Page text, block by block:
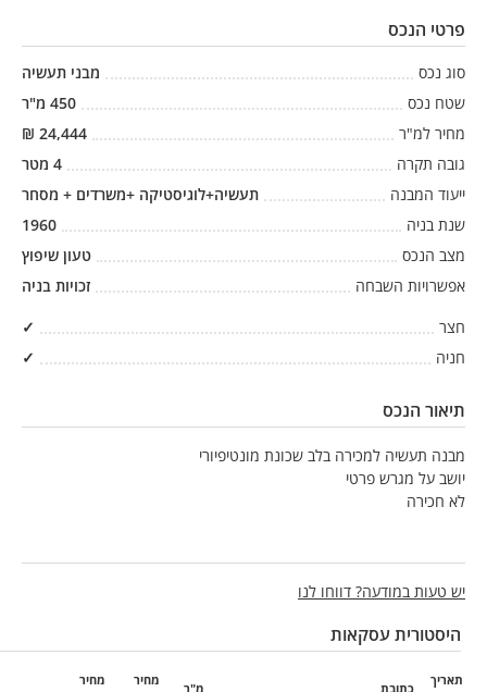
פרטי הנכס
סוג נכס
מבני תעשיה
שטח נכס
450 מ"ר
מחיר למ"ר
24,444
₪
גובה תקרה
4 מטר
ייעוד המבנה
תעשיה+לוגיסטיקה +משרדים + מסחר
שנת בניה
1960
מצב הנכס
טעון שיפוץ
אפשרויות השבחה
זכויות בניה
חצר
✓
חניה
✓
תיאור הנכס
מבנה תעשיה למכירה בלב שכונת מונטיפיורי
יושב על מגרש פרטי
לא חכירה
יש טעות במודעה? דווחו לנו
היסטורית עסקאות
תאריך
כתובת מ"ר
מחיר
מחיר